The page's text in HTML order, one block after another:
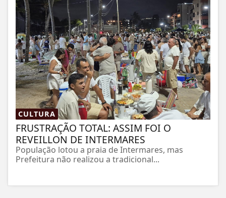
CULTURA
FRUSTRAÇÃO TOTAL: ASSIM FOI O
REVEILLON DE INTERMARES
População lotou a praia de Intermares, mas
Prefeitura não realizou a tradicional...